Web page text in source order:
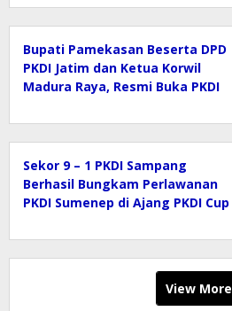
Bupati Pamekasan Beserta DPD
PKDI Jatim dan Ketua Korwil
Madura Raya, Resmi Buka PKDI
Sekor 9 – 1 PKDI Sampang
Berhasil Bungkam Perlawanan
PKDI Sumenep di Ajang PKDI Cup
View More